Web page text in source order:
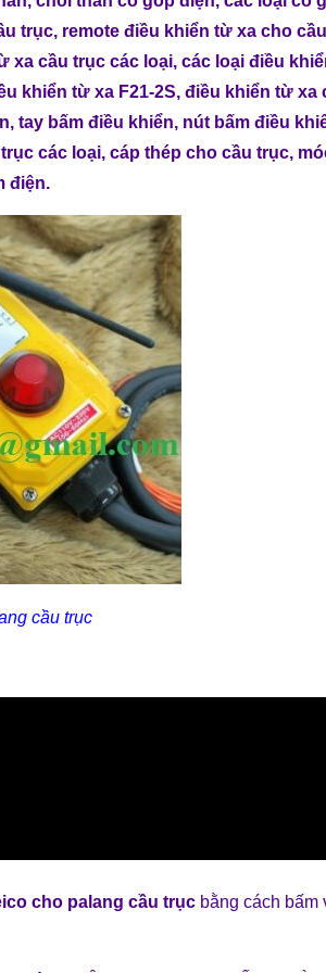
trục, remote điều khiển từ xa cho
xa cầu trục các loại, các loại điều
khiển từ xa F21-2S, điều khiển từ xa
, tay bấm điều khiển, nút bấm điều
các loại, cáp thép cho cầu trục,
điện.
cầu trục
cho palang cầu trục bằng cách bấm